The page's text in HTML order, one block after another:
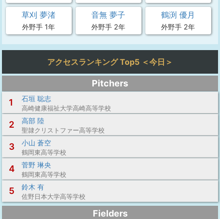
草刈 夢渚
外野手 1年
音無 夢子
外野手 2年
鶴渕 優月
外野手 2年
アクセスランキング Top5 ＜今日＞
Pitchers
1
石垣 聡志
高崎健康福祉大学高崎高等学校
2 高部 陸
聖隷クリストファー高等学校
3 小山 蒼空
鶴岡東高等学校
4 菅野 琳央
鶴岡東高等学校
5 鈴木 有
佐野日本大学高等学校
Fielders